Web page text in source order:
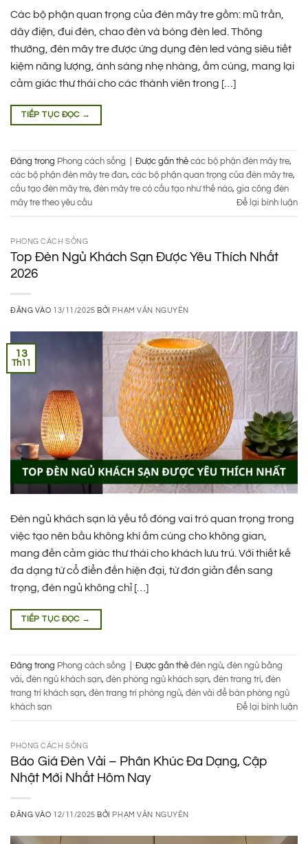
Các bộ phận quan trọng của đèn mây tre gồm: mũ trần,
dây điện, đui đèn, chao đèn và bóng đèn led. Thông
thường, đèn mây tre được ứng dụng đèn led vàng siêu tiết
kiệm năng lượng, ánh sáng nhẹ nhàng, ấm cúng, mang lại
cảm giác thư thái cho các thành viên trong […]
TIẾP TỤC ĐỌC →
Đăng trong Phong cách sống Được gắn thẻ các bộ phận đèn mây tre,
các bộ phận đèn mây tre đan, các bộ phận quan trọng của đèn mây tre,
cấu tạo đèn mây tre, đèn mây tre có cấu tạo như thế nào, gia công đèn
mây tre theo yêu cầu
Để lại bình luận
PHONG CÁCH SỐNG
Top Đèn Ngủ Khách Sạn Được Yêu Thích Nhất
2026
ĐĂNG VÀO 13/11/2025 BỞI PHẠM VĂN NGUYÊN
13
Th11
Đèn ngủ khách sạn là yếu tố đóng vai trò quan trọng trong
việc tạo nên bầu không khí ấm cúng cho không gian,
mang đến cảm giác thư thái cho khách lưu trú. Với thiết kế
đa dạng từ cổ điển đến hiện đại, từ đơn giản đến sang
trọng, đèn ngủ không chỉ […]
TIẾP TỤC ĐỌC →
Đăng trong Phong cách sống Được gắn thẻ đèn ngủ, đèn ngủ bằng
vải, đèn ngủ khách sạn, đèn phòng ngủ khách sạn, đèn trang trí, đèn
trang trí khách sạn, đèn trang trí phòng ngủ, đèn vải để bàn phòng ngủ
khách sạn
Để lại bình luận
PHONG CÁCH SỐNG
Báo Giá Đèn Vải – Phân Khúc Đa Dạng, Cập
Nhật Mới Nhất Hôm Nay
ĐĂNG VÀO 12/11/2025 BỞI PHẠM VĂN NGUYÊN